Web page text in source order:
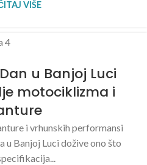
VIŠE
u Banjoj Luci
motociklizma i
i vrhunskih performansi
u Banjoj Luci dožive ono što